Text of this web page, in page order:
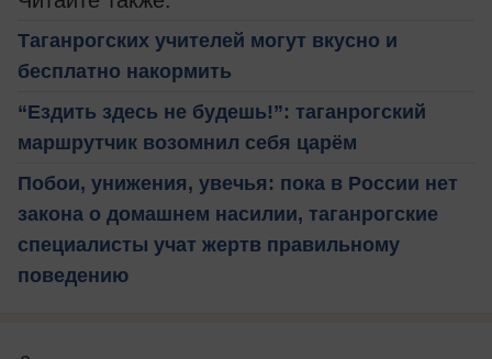
Таганрогских учителей могут вкусно и
бесплатно накормить
“Ездить здесь не будешь!”: таганрогский
маршрутчик возомнил себя царём
Побои, унижения, увечья: пока в России нет
закона о домашнем насилии, таганрогские
специалисты учат жертв правильному
поведению